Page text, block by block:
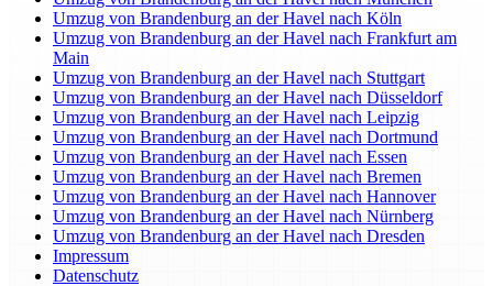
Umzug von Brandenburg an der Havel nach Köln
Umzug von Brandenburg an der Havel nach Frankfurt am
Main
Umzug von Brandenburg an der Havel nach Stuttgart
Umzug von Brandenburg an der Havel nach Düsseldorf
Umzug von Brandenburg an der Havel nach Leipzig
Umzug von Brandenburg an der Havel nach Dortmund
Umzug von Brandenburg an der Havel nach Essen
Umzug von Brandenburg an der Havel nach Bremen
Umzug von Brandenburg an der Havel nach Hannover
Umzug von Brandenburg an der Havel nach Nürnberg
Umzug von Brandenburg an der Havel nach Dresden
Impressum
Datenschutz